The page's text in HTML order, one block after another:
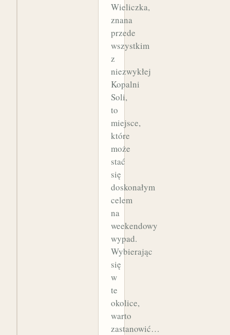
Wieliczka,
znana
przede
wszystkim
z
niezwykłej
Kopalni
Soli,
to
miejsce,
które
może
stać
się
doskonałym
celem
na
weekendowy
wypad.
Wybierając
się
w
te
okolice,
warto
zastanowić…